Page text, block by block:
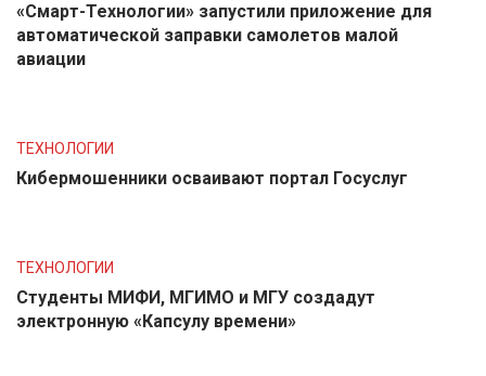
«Смарт-Технологии» запустили приложение для
автоматической заправки самолетов малой
авиации
ТЕХНОЛОГИИ
Кибермошенники осваивают портал Госуслуг
ТЕХНОЛОГИИ
Студенты МИФИ, МГИМО и МГУ создадут
электронную «Капсулу времени»